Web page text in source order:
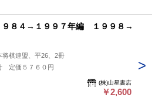
８４→１９９７年編 １９９８→
将棋連盟、平26、2冊
定価５７６０円
(株)山星書店
￥2,600